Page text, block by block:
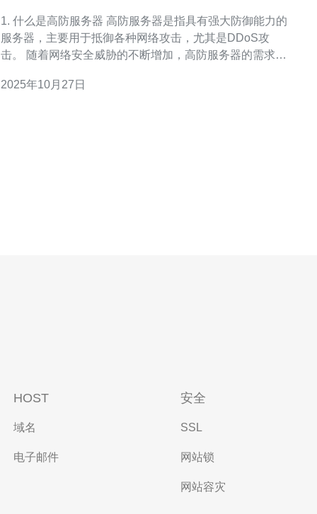
1. 什么是高防服务器 高防服务器是指具有强大防御能力的
服务器，主要用于抵御各种网络攻击，尤其是DDoS攻
击。 随着网络安全威胁的不断增加，高防服务器的需求也
提供了多种高防服务器租用服务。 高防服务器通常配备先
2025年10月27日
HOST
域名
电子邮件
安全
SSL
网站锁
网站容灾